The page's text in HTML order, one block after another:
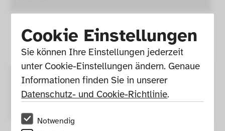
Cookie Einstellungen
Sie können Ihre Einstellungen jederzeit
unter Cookie-Einstellungen ändern. Genaue
Informationen finden Sie in unserer
Datenschutz- und Cookie-Richtlinie.
Notwendig
Production
Gabriele Putzmann-
Roßkamp
Place of
production
Berlin, Germany,
Europe
GND